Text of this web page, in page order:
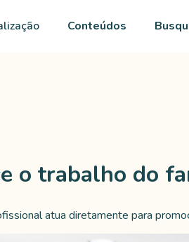
Conteúdos
o trabalho do
atua diretamente para